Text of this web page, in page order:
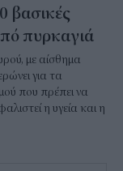
βασικές
πυρκαγιά
με αίσθημα
για τα
που πρέπει να
η υγεία και η